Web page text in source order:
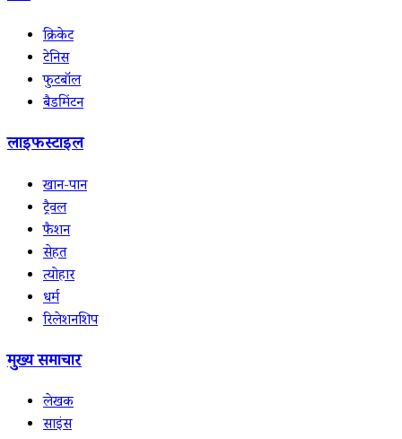
क्रिकेट
टेनिस
फुटबॉल
बैडमिंटन
लाइफस्टाइल
खान-पान
ट्रैवल
फैशन
सेहत
त्योहार
धर्म
रिलेशनशिप
मुख्य समाचार
लेखक
साइंस